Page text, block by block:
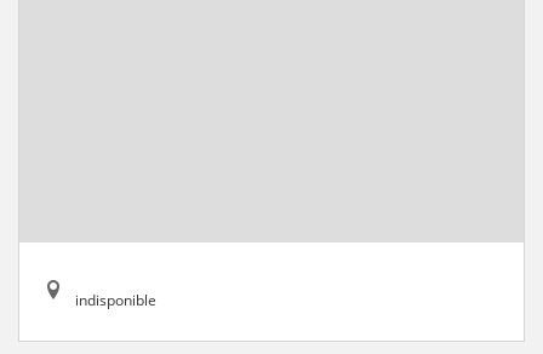
indisponible